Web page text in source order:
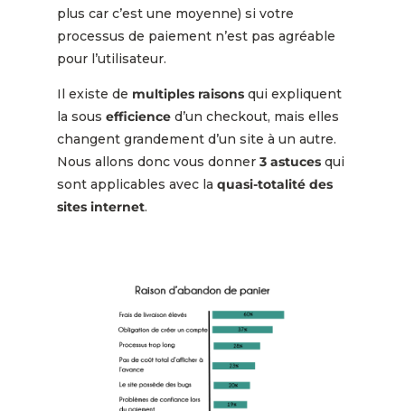
plus car c’est une moyenne) si votre
processus de paiement n’est pas agréable
pour l’utilisateur.
Il existe de multiples raisonsqui expliquent
la sous efficienced’un checkout, mais elles
changent grandement d’un site à un autre.
Nous allons donc vous donner3 astucesqui
sont applicables avec la quasi-totalité des
sites internet.